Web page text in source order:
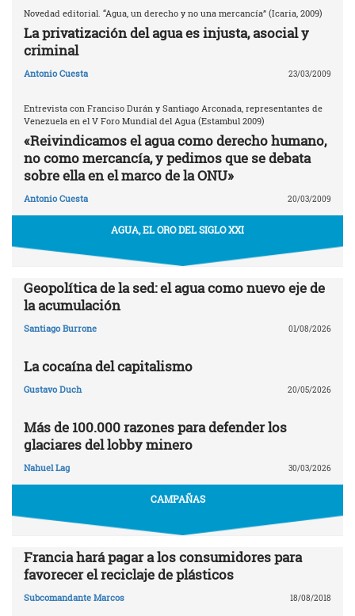
Novedad editorial. “Agua, un derecho y no una mercancía” (Icaria, 2009)
La privatización del agua es injusta, asocial y
criminal
Antonio Cuesta 23/03/2009
Entrevista con Franciso Durán y Santiago Arconada, representantes de
Venezuela en el V Foro Mundial del Agua (Estambul 2009)
«Reivindicamos el agua como derecho humano,
no como mercancía, y pedimos que se debata
sobre ella en el marco de la ONU»
Antonio Cuesta 20/03/2009
AGUA, EL ORO DEL SIGLO XXI
Geopolítica de la sed: el agua como nuevo eje de
la acumulación
Santiago Burrone 01/08/2026
La cocaína del capitalismo
Gustavo Duch 20/05/2026
Más de 100.000 razones para defender los
glaciares del lobby minero
Nahuel Lag 30/03/2026
CAMPAÑAS
Francia hará pagar a los consumidores para
favorecer el reciclaje de plásticos
Subcomandante Marcos 18/08/2018